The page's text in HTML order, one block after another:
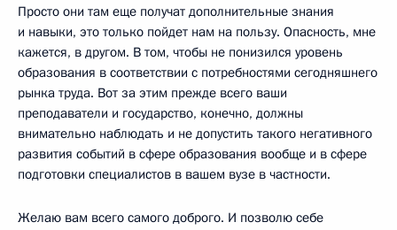
Просто они там еще получат дополнительные знания
и навыки, это только пойдет нам на пользу. Опасность, мне
кажется, в другом. В том, чтобы не понизился уровень
образования в соответствии с потребностями сегодняшнего
рынка труда. Вот за этим прежде всего ваши
преподаватели и государство, конечно, должны
внимательно наблюдать и не допустить такого негативного
развития событий в сфере образования вообще и в сфере
подготовки специалистов в вашем вузе в частности.
Желаю вам всего самого доброго. И позволю себе